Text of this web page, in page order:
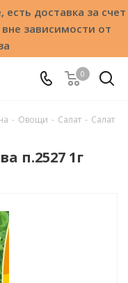
доставка за счет
зависимости от
0
- Овощи - Салат - Салат
п.2527 1г